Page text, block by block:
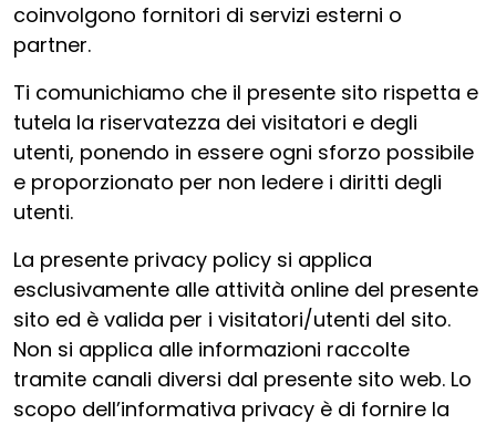
coinvolgono fornitori di servizi esterni o
partner.
Ti comunichiamo che il presente sito rispetta e
tutela la riservatezza dei visitatori e degli
utenti, ponendo in essere ogni sforzo possibile
e proporzionato per non ledere i diritti degli
utenti.
La presente privacy policy si applica
esclusivamente alle attività online del presente
sito ed è valida per i visitatori/utenti del sito.
Non si applica alle informazioni raccolte
tramite canali diversi dal presente sito web. Lo
scopo dell’informativa privacy è di fornire la